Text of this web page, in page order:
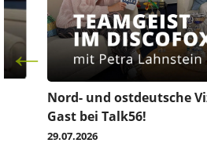
Nord- und ostdeutsche
Gast bei Talk56!
29.07.2026